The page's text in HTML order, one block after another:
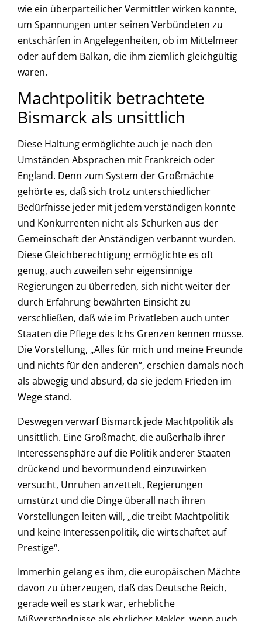
wie ein überparteilicher Vermittler wirken konnte,
um Spannungen unter seinen Verbündeten zu
entschärfen in Angelegenheiten, ob im Mittelmeer
oder auf dem Balkan, die ihm ziemlich gleichgültig
waren.
Machtpolitik betrachtete
Bismarck als unsittlich
Diese Haltung ermöglichte auch je nach den
Umständen Absprachen mit Frankreich oder
England. Denn zum System der Großmächte
gehörte es, daß sich trotz unterschiedlicher
Bedürfnisse jeder mit jedem verständigen konnte
und Konkurrenten nicht als Schurken aus der
Gemeinschaft der Anständigen verbannt wurden.
Diese Gleichberechtigung ermöglichte es oft
genug, auch zuweilen sehr eigensinnige
Regierungen zu überreden, sich nicht weiter der
durch Erfahrung bewährten Einsicht zu
verschließen, daß wie im Privatleben auch unter
Staaten die Pflege des Ichs Grenzen kennen müsse.
Die Vorstellung, „Alles für mich und meine Freunde
und nichts für den anderen“, erschien damals noch
als abwegig und absurd, da sie jedem Frieden im
Wege stand.
Deswegen verwarf Bismarck jede Machtpolitik als
unsittlich. Eine Großmacht, die außerhalb ihrer
Interessensphäre auf die Politik anderer Staaten
drückend und bevormundend einzuwirken
versucht, Unruhen anzettelt, Regierungen
umstürzt und die Dinge überall nach ihren
Vorstellungen leiten will, „die treibt Machtpolitik
und keine Interessenpolitik, die wirtschaftet auf
Prestige“.
Immerhin gelang es ihm, die europäischen Mächte
davon zu überzeugen, daß das Deutsche Reich,
gerade weil es stark war, erhebliche